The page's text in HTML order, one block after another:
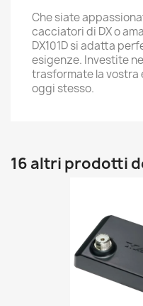
Che siate
cacciatori di DX o
DX101D si adatta
esigenze. Investite
trasformate la
oggi stesso.
16 altri prodotti